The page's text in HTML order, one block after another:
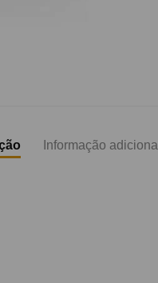
Informação adicional